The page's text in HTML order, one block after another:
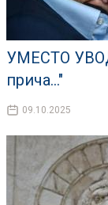
УМЕСТО
прича..."
09.10.2025